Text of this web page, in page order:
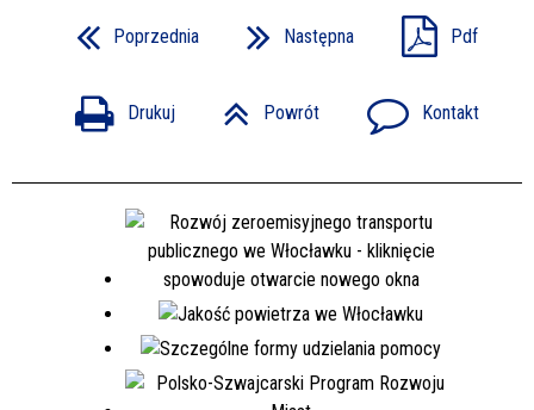
Poprzednia Następna Pdf
Drukuj Powrót Kontakt